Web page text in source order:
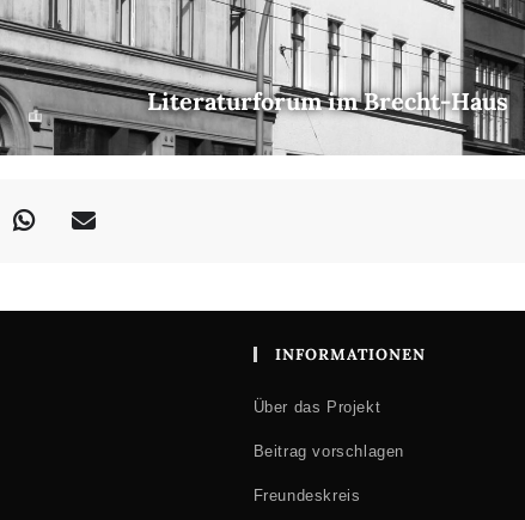
Literaturforum im Brecht-Haus
INFORMATIONEN
Über das Projekt
Beitrag vorschlagen
Freundeskreis